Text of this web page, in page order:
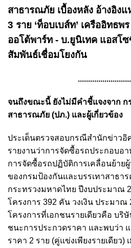
สาธารณภัย เบื้องหลัง อ้างอิง
3 ราย ‘ท็อบเบส์ท’ เครืออิทธ
ออโต้พาร์ท - บ.ยูนิเทค แอสโ
สัมพันธ์เชื่อมโยงกัน
จนถึงขณะนี้ ยังไม่มีคำชี้แจงจาก ก
สาธารณภัย (ปภ.) และผู้เกี่ยวข้อง
ประเด็นตรวจสอบกรณีสำนักข่าวอิ
รายงานว่าการจัดซื้อรถประกอบอ
การจัดซื้อรถปฏิบัติการเคลื่อนย้า
ของกรมป้องกันและบรรเทาสาธา
กระทรวงมหาดไทย ปีงบประมาณ
โครงการ 392 คัน วงเงิน ประมาณ
โครงการที่เอกชนรายเดียวคือ บริ
ชนะการประกวดราคา และพบว่า
ราคา 2 ราย (คู่แข่งเพียงรายเดียว)